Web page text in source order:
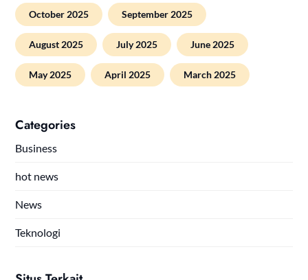
October 2025 September 2025
August 2025 July 2025 June 2025
May 2025 April 2025 March 2025
Categories
Business
hot news
News
Teknologi